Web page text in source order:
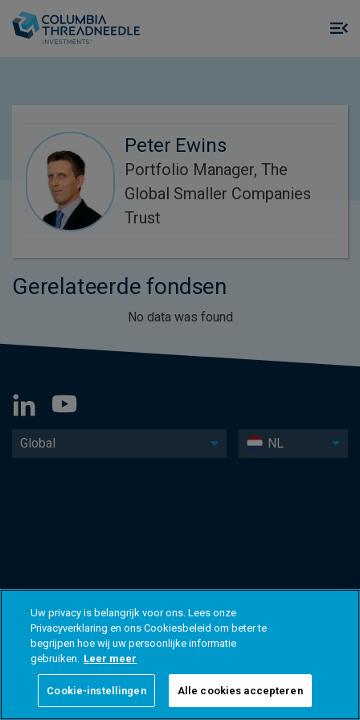
Peter Ewins
Portfolio Manager, The
Global Smaller Companies
Trust
Gerelateerde fondsen
No data was found
Global NL
Uw privacy is belangrijk voor ons. Lees onze
Privacyverklaring en ons Cookiesbeleid om beter te
begrijpen hoe wij uw persoonlijke informatie
gebruiken. Leer meer
Cookie-instellingen Alle cookies accepteren